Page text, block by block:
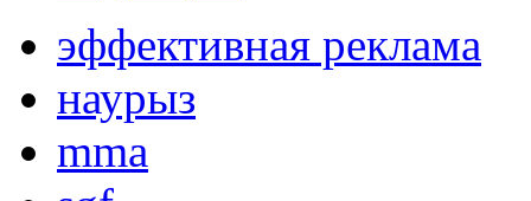
эффективная реклама
наурыз
mma